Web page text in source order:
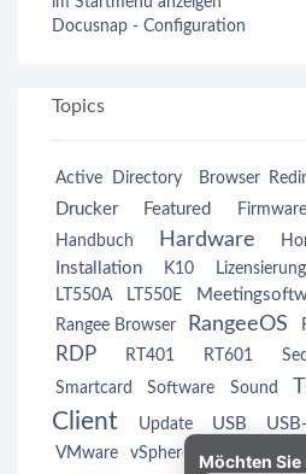
Docusnap - Configuration
Topics
Active Directory Browser
Drucker Featured Firmware
Handbuch
Hardware
Installation K10 Lizensierung
LT550A
LT550E
Rangee Browser
RangeeOS
RDP RT401 RT601
Smartcard Software Sound
Client
Update USB
VMware vSphere VMwareView
Möchten